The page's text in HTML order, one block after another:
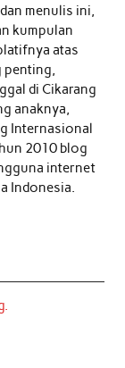
menulis ini,
kumpulan
atas
penting,
di Cikarang
anaknya,
Internasional
2010 blog
internet
Indonesia.